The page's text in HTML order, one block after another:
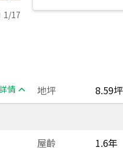
1/17
詳情 地坪
8.59坪
屋齡
1.6年